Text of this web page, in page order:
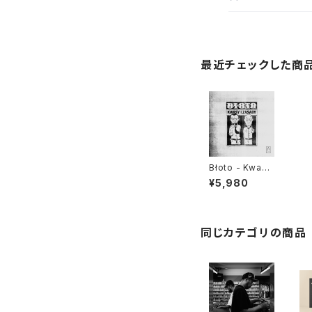
最近チェックした商
Błoto - Kwasy
I Zasady "LP"
¥5,980
同じカテゴリの商品